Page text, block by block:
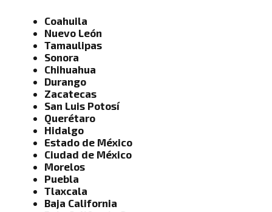
Coahuila
Nuevo León
Tamaulipas
Sonora
Chihuahua
Durango
Zacatecas
San Luis Potosí
Querétaro
Hidalgo
Estado de México
Ciudad de México
Morelos
Puebla
Tlaxcala
Baja California